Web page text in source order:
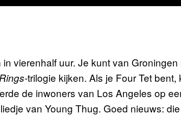
vierenhalf uur. Je kunt van
-trilogie kijken. Als je Four Tet
de inwoners van Los Angeles op
van Young Thug. Goed nieuws: